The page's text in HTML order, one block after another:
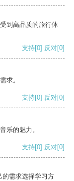
到高品质的旅行体
支持[0] 反对[0]
求。
支持[0] 反对[0]
乐的魅力。
支持[0] 反对[0]
的需求选择学习方